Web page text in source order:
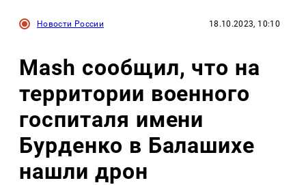
Новости России 18.10.2023, 10:10
Mash сообщил, что на
территории военного
госпиталя имени
Бурденко в Балашихе
нашли дрон